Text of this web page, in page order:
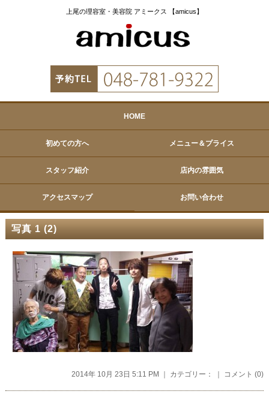
上尾の理容室・美容院 アミークス 【amicus】
HOME
初めての方へ メニュー＆プライス
スタッフ紹介 店内の雰囲気
アクセスマップ お問い合わせ
写真 1 (2)
2014年 10月 23日 5:11 PM ｜ カテゴリー： ｜ コメント (0)